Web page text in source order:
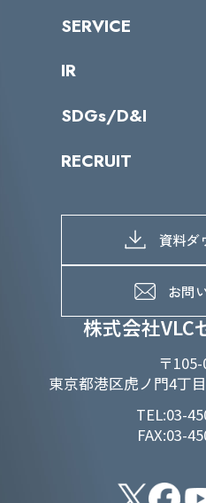
株式会社VLC
〒
東京都港区虎ノ門4丁
TEL:03-
FAX:03-
ミッション／ビジョ
パートナー企業一覧
サイバーニュース
SERVICE
カテゴリー別サービ
IR
IRカレンダー
IRライブラリー
よくあるご質問
SDGs/D&I
当グループのマテリ
SDGs推進体制
D&Iの取り組み
RECRUIT
募集職種一覧
メッセージ
メンバーインタビュ
資料ダ
お問